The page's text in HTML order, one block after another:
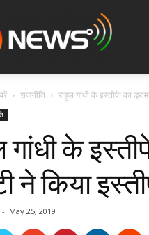
राजनीति राहुल गांधी के इस्तीफे का
गांधी के
ने किया
- May 25, 2019